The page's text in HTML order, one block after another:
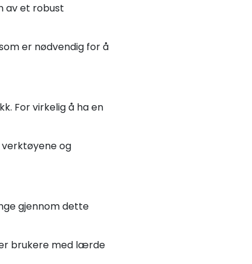
av et robust
er nødvendig for å
For virkelig å ha en
og
gjennom dette
brukere med lærde